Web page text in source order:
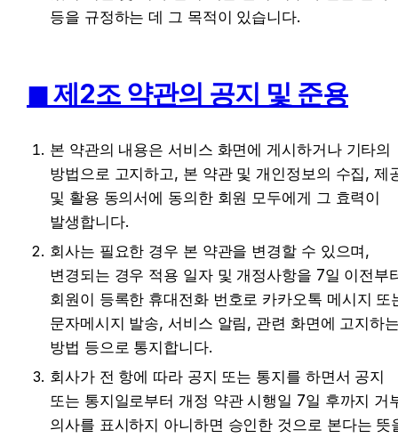
등을 규정하는 데 그 목적이 있습니다.
◼︎ 제2조 약관의 공지 및 준용
본 약관의 내용은 서비스 화면에 게시하거나 기타의
방법으로 고지하고, 본 약관 및 개인정보의 수집, 제
및 활용 동의서에 동의한 회원 모두에게 그 효력이
발생합니다.
회사는 필요한 경우 본 약관을 변경할 수 있으며,
변경되는 경우 적용 일자 및 개정사항을 7일 이전부
회원이 등록한 휴대전화 번호로 카카오톡 메시지 또
문자메시지 발송, 서비스 알림, 관련 화면에 고지하
방법 등으로 통지합니다.
회사가 전 항에 따라 공지 또는 통지를 하면서 공지
또는 통지일로부터 개정 약관 시행일 7일 후까지 거
의사를 표시하지 아니하면 승인한 것으로 본다는 뜻